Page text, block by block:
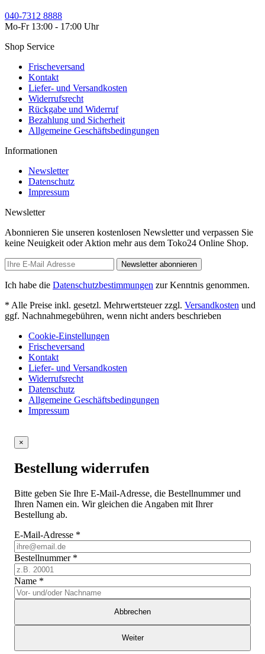
040-7312 8888
Mo-Fr 13:00 - 17:00 Uhr
Shop Service
Frischeversand
Kontakt
Liefer- und Versandkosten
Widerrufsrecht
Rückgabe und Widerruf
Bezahlung und Sicherheit
Allgemeine Geschäftsbedingungen
Informationen
Newsletter
Datenschutz
Impressum
Newsletter
Abonnieren Sie unseren kostenlosen Newsletter und verpassen Sie
keine Neuigkeit oder Aktion mehr aus dem Toko24 Online Shop.
Newsletter abonnieren
Ich habe die Datenschutzbestimmungen zur Kenntnis genommen.
* Alle Preise inkl. gesetzl. Mehrwertsteuer zzgl. Versandkosten und
ggf. Nachnahmegebühren, wenn nicht anders beschrieben
Cookie-Einstellungen
Frischeversand
Kontakt
Liefer- und Versandkosten
Widerrufsrecht
Datenschutz
Allgemeine Geschäftsbedingungen
Impressum
×
Bestellung widerrufen
Bitte geben Sie Ihre E-Mail-Adresse, die Bestellnummer und
Ihren Namen ein. Wir gleichen die Angaben mit Ihrer
Bestellung ab.
E-Mail-Adresse *
Bestellnummer *
Name *
Abbrechen
Weiter